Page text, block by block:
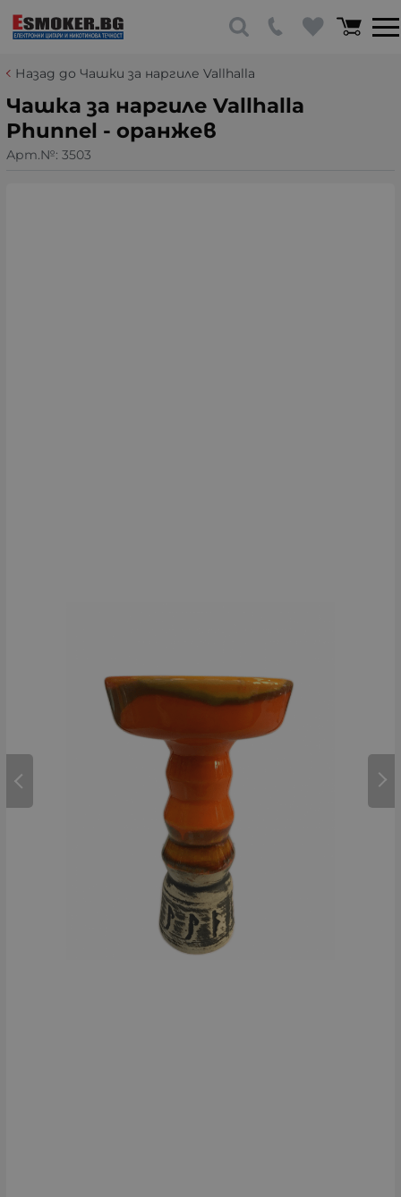
Назад до Чашки за наргиле Vallhalla
Чашка за наргиле Vallhalla
Phunnel - оранжев
Арт.№: 3503